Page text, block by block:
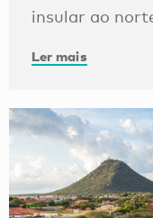
insular ao
Ler mais